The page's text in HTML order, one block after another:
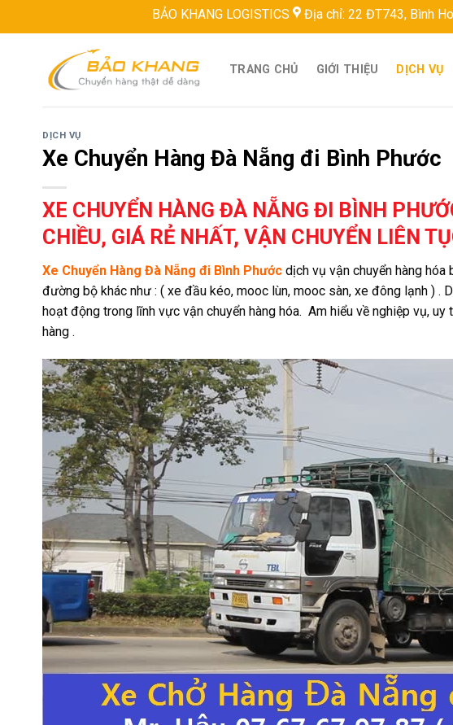
to
BẢO KHANG LOGISTICS Địa chỉ: 22 ĐT743, Bình Hoà, Thuận An,
TRANG CHỦ GIỚI THIỆU DỊCH VỤ
DỊCH VỤ
Xe Chuyển Hàng Đà Nẵng đi Bình Phước
XE CHUYỂN HÀNG ĐÀ NẴNG ĐI BÌNH
CHIỀU, GIÁ RẺ NHẤT, VẬN CHUYỂN LIÊN
Xe Chuyển Hàng Đà Nẵng đi Bình Phước dịch vụ vận chuyển hàng
đường bộ khác như : ( xe đầu kéo, mooc lùn, mooc sàn, xe đông lạnh ) .
hoạt động trong lĩnh vực vận chuyển hàng hóa. Am hiểu về nghiệp vụ,
hàng .